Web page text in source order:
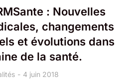
: Nouvelles
changements
et évolutions dans
de la santé.
4 juin 2018